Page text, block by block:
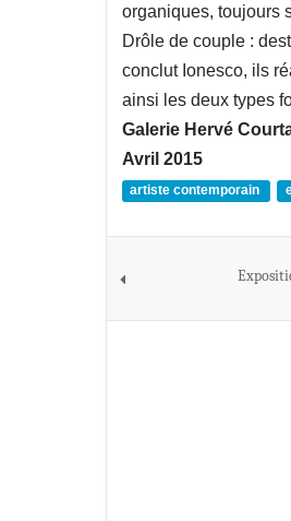
organiques, toujours
Drôle de couple :
conclut Ionesco, ils
ainsi les deux types
Galerie Hervé
Avril 2015
artiste contemporain